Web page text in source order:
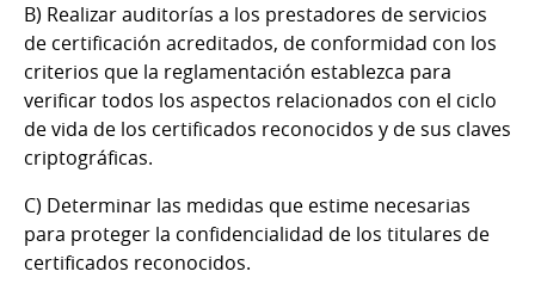
B) Realizar auditorías a los prestadores de servicios
de certificación acreditados, de conformidad con los
criterios que la reglamentación establezca para
verificar todos los aspectos relacionados con el ciclo
de vida de los certificados reconocidos y de sus claves
criptográficas.
C) Determinar las medidas que estime necesarias
para proteger la confidencialidad de los titulares de
certificados reconocidos.